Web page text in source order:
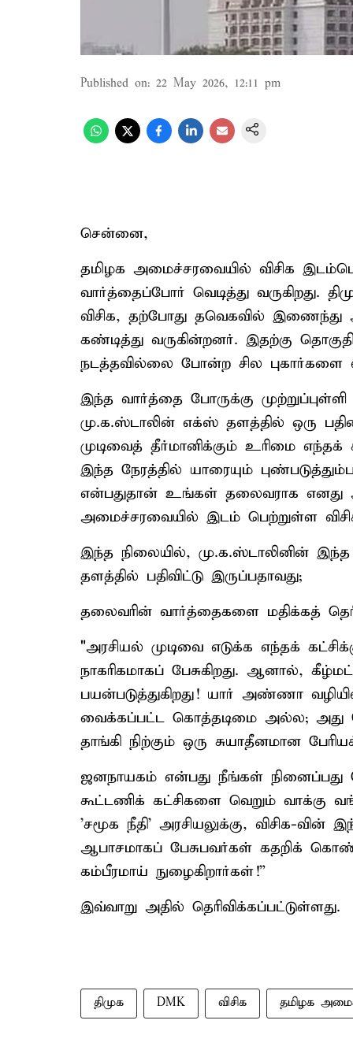
Published on: 22 May 2026, 12:11 pm
சென்னை,
தமிழக அமைச்சரவையில் விசிக
வார்த்தைப்போர் வெடித்து வருகிறது.
விசிக, தற்போது தவெகவில் இணைந்து
கண்டித்து வருகின்றனர். இதற்கு
நடத்தவில்லை போன்ற சில புகார்களை
இந்த வார்த்தை போருக்கு
மு.க.ஸ்டாலின் எக்ஸ் தளத்தில் ஒரு
முடிவைத் தீர்மானிக்கும் உரிமை
இந்த நேரத்தில் யாரையும்
என்பதுதான் உங்கள் தலைவராக எனது
அமைச்சரவையில் இடம் பெற்றுள்ள
இந்த நிலையில், மு.க.ஸ்டாலினின் இந்த
தளத்தில் பதிவிட்டு இருப்பதாவது;
தலைவரின் வார்த்தைகளை மதிக்கத்
"அரசியல் முடிவை எடுக்க எந்தக்
நாகரிகமாகப் பேசுகிறது. ஆனால்,
பயன்படுத்துகிறது! யார் அண்ணா
வைக்கப்பட்ட கொத்தடிமை அல்ல;
தாங்கி நிற்கும் ஒரு சுயாதீனமான
ஜனநாயகம் என்பது நீங்கள்
கூட்டணிக் கட்சிகளை வெறும் வாக்கு
'சமூக நீதி' அரசியலுக்கு, விசிக-வின்
ஆபாசமாகப் பேசுபவர்கள் கதறிக்
கம்பீரமாய் நுழைகிறார்கள்!”
இவ்வாறு அதில் தெரிவிக்கப்பட்டுள்ளது.
திமுக DMK விசிக தமிழக